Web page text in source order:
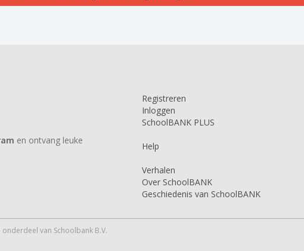
en ontvang leuke
Registreren
Inloggen
SchoolBANK PLUS
Help
Verhalen
Over SchoolBANK
Geschiedenis van SchoolBANK
van Schoolbank B.V.